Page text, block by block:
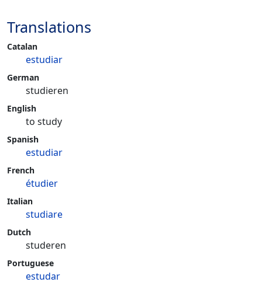
Translations
Catalan
estudiar
German
studieren
English
to study
Spanish
estudiar
French
étudier
Italian
studiare
Dutch
studeren
Portuguese
estudar